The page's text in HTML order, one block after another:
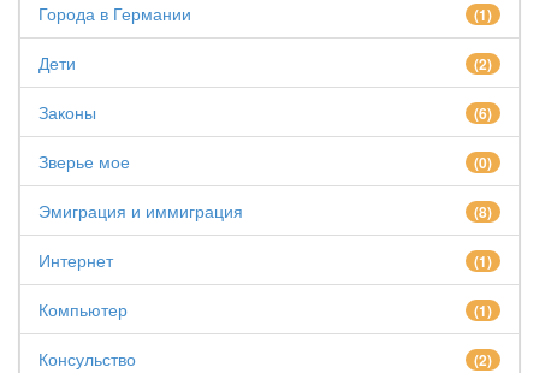
Города в Германии (1)
Дети (2)
Законы (6)
Зверье мое (0)
Эмиграция и иммиграция (8)
Интернет (1)
Компьютер (1)
Консульство (2)